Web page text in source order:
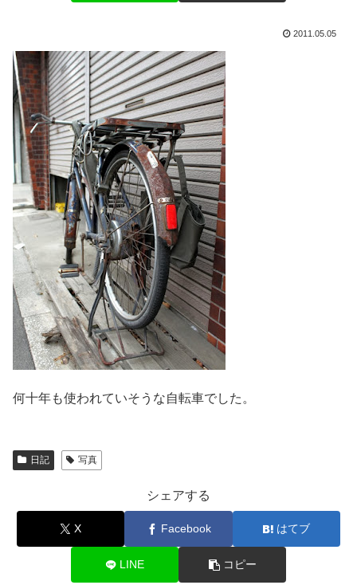
2011.05.05
何十年も使われていそうな自転車でした。
日記 写真
シェアする
X Facebook はてブ
LINE コピー